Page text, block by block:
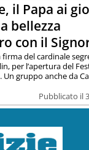
il Papa ai
bellezza
con il
Pubblicato il
firma del cardinale
per l’apertura del
gruppo anche da